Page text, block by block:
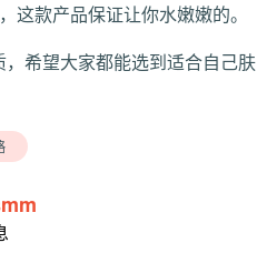
款产品保证让你水嫩嫩的。
希望大家都能选到适合自己肤